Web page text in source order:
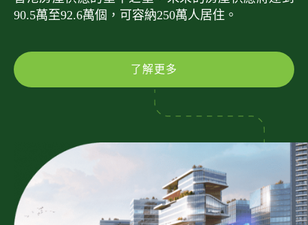
90.5萬至92.6萬個，可容納250萬人居住。
了解更多